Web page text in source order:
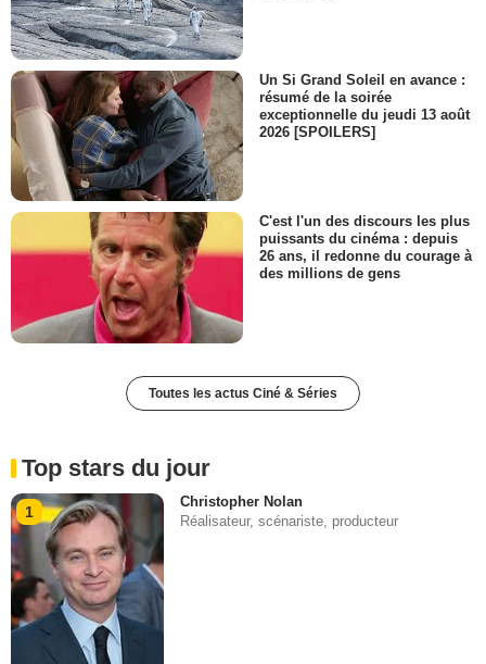
Un Si Grand Soleil en avance :
résumé de la soirée
exceptionnelle du jeudi 13 août
2026 [SPOILERS]
C'est l'un des discours les plus
puissants du cinéma : depuis
26 ans, il redonne du courage à
des millions de gens
Toutes les actus Ciné & Séries
Top stars du jour
1
Christopher Nolan
Réalisateur, scénariste, producteur